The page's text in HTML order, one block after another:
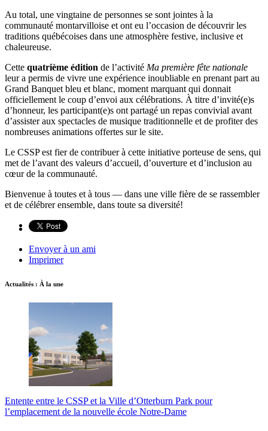
Au total, une vingtaine de personnes se sont jointes à la
communauté montarvilloise et ont eu l’occasion de découvrir les
traditions québécoises dans une atmosphère festive, inclusive et
chaleureuse.
Cette quatrième édition de l’activité Ma première fête nationale
leur a permis de vivre une expérience inoubliable en prenant part au
Grand Banquet bleu et blanc, moment marquant qui donnait
officiellement le coup d’envoi aux célébrations. À titre d’invité(e)s
d’honneur, les participant(e)s ont partagé un repas convivial avant
d’assister aux spectacles de musique traditionnelle et de profiter des
nombreuses animations offertes sur le site.
Le CSSP est fier de contribuer à cette initiative porteuse de sens, qui
met de l’avant des valeurs d’accueil, d’ouverture et d’inclusion au
cœur de la communauté.
Bienvenue à toutes et à tous — dans une ville fière de se rassembler
et de célébrer ensemble, dans toute sa diversité!
Envoyer à un ami
Imprimer
Actualités : À la une
Entente entre le CSSP et la Ville d’Otterburn Park pour
l’emplacement de la nouvelle école Notre-Dame